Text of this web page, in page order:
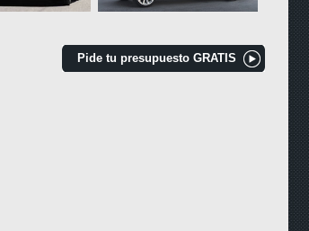
Pide tu presupuesto GRATIS